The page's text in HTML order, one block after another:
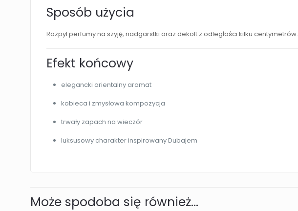
Sposób użycia
Rozpyl perfumy na szyję, nadgarstki oraz dekolt z odległości kilku centymetrów.
Efekt końcowy
elegancki orientalny aromat
kobieca i zmysłowa kompozycja
trwały zapach na wieczór
luksusowy charakter inspirowany Dubajem
Może spodoba się również…